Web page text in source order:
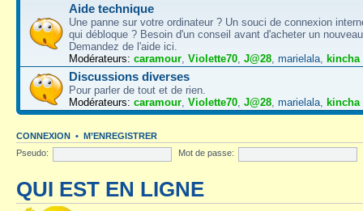
Aide technique
Une panne sur votre ordinateur ? Un souci de connexion
qui débloque ? Besoin d'un conseil avant d'acheter un
Demandez de l'aide ici.
Modérateurs: caramour Violette70 J@28 marielala kincha
Discussions diverses
Pour parler de tout et de rien.
Modérateurs: caramour Violette70 J@28 marielala kincha
CONNEXION • M’ENREGISTRER
Pseudo:
Mot de passe:
QUI EST EN LIGNE